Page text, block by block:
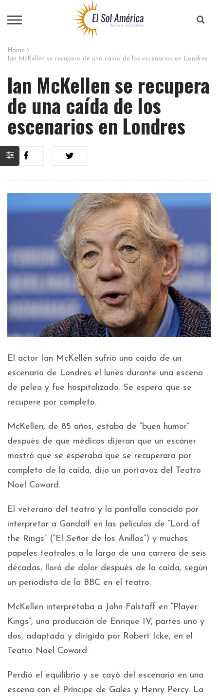
Home
Ian McKellen se recupera de una caída de los escenarios en Londres
Ian McKellen se recupera
de una caída de los
escenarios en Londres
El actor Ian McKellen sufrió una caida de un
escenario de Londres el lunes durante una escena
de pelea y fue hospitalizado. Se espera que se
recupere por completo.
McKellen, de 85 años, estaba de “buen humor”
después de que médicos dijeran que un escáner
mostró que se esperaba que se recuperara por
completo de la caída, dijo un portavoz del Teatro
Noel Coward.
El veterano del teatro y la pantalla conocido por
interpretar a Gandalf en las películas de “Lord of
the Rings” (“El Señor de los Anillos”) y muchos
papeles teatrales a lo largo de una carrera de seis
décadas, lloró de dolor después de la caída, según
un periodista de la BBC en el teatro.
McKellen interpretaba a John Falstaff en “Player
Kings”, una producción de Enrique IV, partes uno y
dos, adaptada y dirigida por Robert Icke, en el
Teatro Noel Coward.
Perdió el equilibrio y se cayó del escenario en una
escena con el Príncipe de Gales y Henry Percy. La